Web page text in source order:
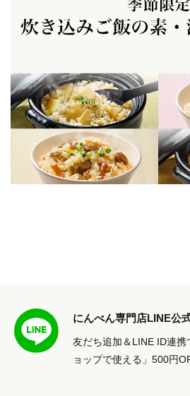
にんべん専門店LINE公
友だち追加＆LINE ID連
ョップで使える」500円